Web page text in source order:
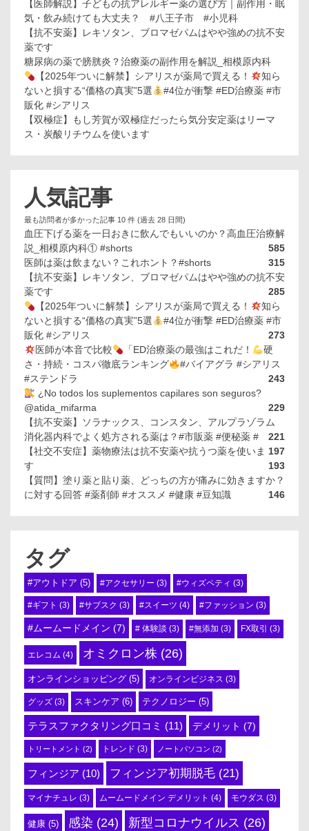
【医師解説】子どもの抗アレルギー薬の選び方｜副作用・眠
気・飲み続けても大丈夫？ #八王子市 #小児科
【抗不安薬】レキソタン、ブロマゼパムはやや強めの抗不安
薬です
糖尿病の薬で膀胱炎？治療薬の副作用を解説_相模原内科
【2025年ついに解禁】シアリスが薬局で買える！
知ら
ないと損する“価格の真実”5選
#4位が衝撃 #ED治療薬 #市
販化 #シアリス
【双極症】もし芳賀が双極症だったら気分安定薬はリーマ
ス・炭酸リチウムを使います
人気記事
最も訪問者が多かった記事 10 件 (過去 28 日間)
血圧下げる薬を一日おきに飲んでもいいのか？高血圧治療解
説_相模原内科① #shorts
585
医師は薬は飲まない？これホント？#shorts
315
【抗不安薬】レキソタン、ブロマゼパムはやや強めの抗不安
薬です
285
【2025年ついに解禁】シアリスが薬局で買える！
知ら
ないと損する“価格の真実”5選
#4位が衝撃 #ED治療薬 #市
販化 #シアリス
273
医師が本音で比較
「ED治療薬の最強はこれだ！
硬
さ・持続・コスパ徹底ランキング
#バイアグラ #シアリス
#ステンドラ
243
¿No todos los suplementos capilares son seguros?
@atida_mifarma
229
【抗不安薬】ソラナックス、コンスタン、アルプラゾラム
221
消化器内科でよく処方される薬は？#市販薬 #便秘薬 #
197
【社交不安症】薬物療法は抗不安薬や抗うつ薬を使いま
す
193
【質問】塗り薬と貼り薬、どっちの方が痛みに効きますか？
に対する回答 #薬剤師 #オススメ #健康 #豆知識
146
タグ
#アウトドア (5) #アクセサリー (3) #ウィズペティ (3)
#ギフト (3) #サブスク (3) #スイーツ (4) #ファッション (3)
#ムームードメイン (7) # 体験談 (3) #無添加 (3) FX取引 (3)
エレコム (4) オミクロン株 (26)
オンラインショッピング (5) オンラインビジネス (3)
グッズ (3) スキンケア (6) テクノロジー (5)
テラスファクタリング口コミ (11) デメリット (7)
トリートメント (2) トレンド (3) ノートパソコン (2)
フィンジア (10) フィンジア初期脱毛 (21)
マイナチュレ (3) ムームードメイン デメリット (4) モウダス (3)
健康 (5) 感染 (24) 新型コロナウイルス (26)